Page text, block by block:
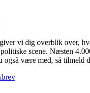
vi dig overblik over,
scene. Næsten
også være med, så tilmeld